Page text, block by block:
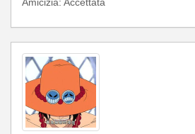
Amicizia: Accettata